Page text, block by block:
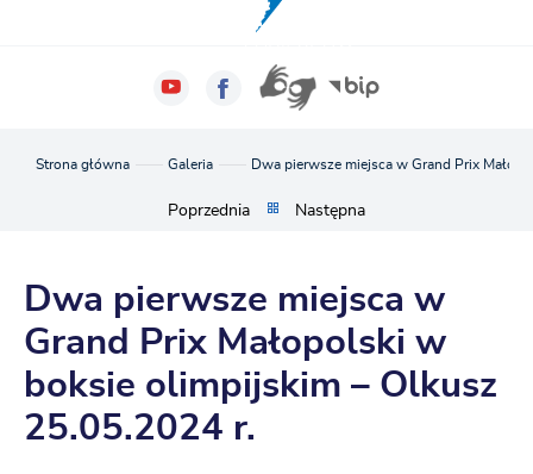
Strona główna Galeria Dwa pierwsze miejsca w Grand Prix
Poprzednia Następna
Dwa pierwsze miejsca w
Grand Prix Małopolski w
boksie olimpijskim – Olkusz
25.05.2024 r.